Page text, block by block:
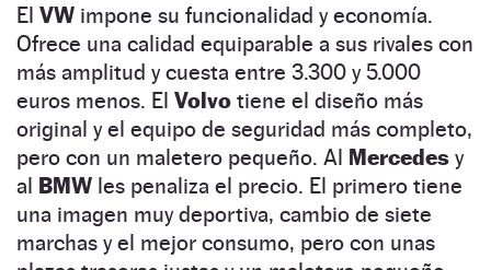
El VW impone su funcionalidad y economía.
Ofrece una calidad equiparable a sus rivales con
más amplitud y cuesta entre 3.300 y 5.000
euros menos. El Volvo tiene el diseño más
original y el equipo de seguridad más completo,
pero con un maletero pequeño. Al Mercedes y
al BMW les penaliza el precio. El primero tiene
una imagen muy deportiva, cambio de siete
marchas y el mejor consumo, pero con unas